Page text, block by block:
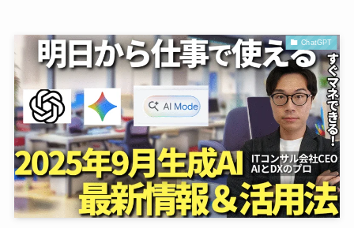
ChatGPT